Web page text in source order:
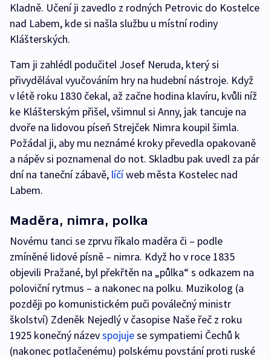
Kladně. Učení ji zavedlo z rodných Petrovic do Kostelce
nad Labem, kde si našla službu u místní rodiny
Klášterských.
Tam ji zahlédl podučitel Josef Neruda, který si
přivydělával vyučováním hry na hudební nástroje. Když
v létě roku 1830 čekal, až začne hodina klavíru, kvůli níž
ke Klášterským přišel, všimnul si Anny, jak tancuje na
dvoře na lidovou píseň Strejček Nimra koupil šimla.
Požádal ji, aby mu neznámé kroky převedla opakovaně
a nápěv si poznamenal do not. Skladbu pak uvedl za pár
dní na taneční zábavě, líčíweb města Kostelec nad
Labem.
Maděra, nimra, polka
Novému tanci se zprvu říkalo maděra či – podle
zmíněné lidové písně – nimra. Když ho v roce 1835
objevili Pražané, byl překřtěn na „půlka“ s odkazem na
poloviční rytmus – a nakonec na polku. Muzikolog (a
později po komunistickém puči poválečný ministr
školství) Zdeněk Nejedlý v časopise Naše řeč z roku
1925 konečný názevspojujese sympatiemi Čechů k
(nakonec potlačenému) polskému povstání proti ruské